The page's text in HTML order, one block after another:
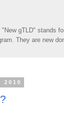
"New gTLD" stands
They are new
2010